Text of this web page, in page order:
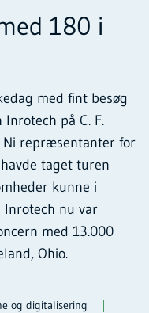
180 i
med fint besøg
på C. F.
Ni repræsentanter for
taget turen
kunne i
nu var
med 13.000
Ohio.
og digitalisering